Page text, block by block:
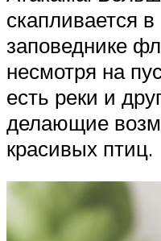
скапливается
заповеднике
несмотря на
есть реки и
делающие
красивых птиц.